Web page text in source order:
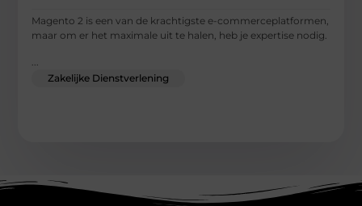
Magento 2 is een van de krachtigste e-commerceplatformen,
maar om er het maximale uit te halen, heb je expertise nodig.
Zakelijke Dienstverlening